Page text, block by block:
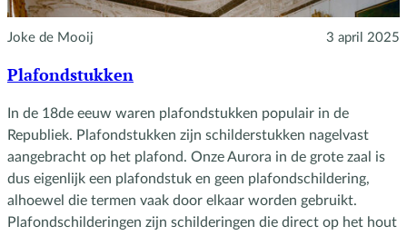
Joke de Mooij 3 april 2025
Plafondstukken
In de 18de eeuw waren plafondstukken populair in de
Republiek. Plafondstukken zijn schilderstukken nagelvast
aangebracht op het plafond. Onze Aurora in de grote zaal is
dus eigenlijk een plafondstuk en geen plafondschildering,
alhoewel die termen vaak door elkaar worden gebruikt.
Plafondschilderingen zijn schilderingen die direct op het hout